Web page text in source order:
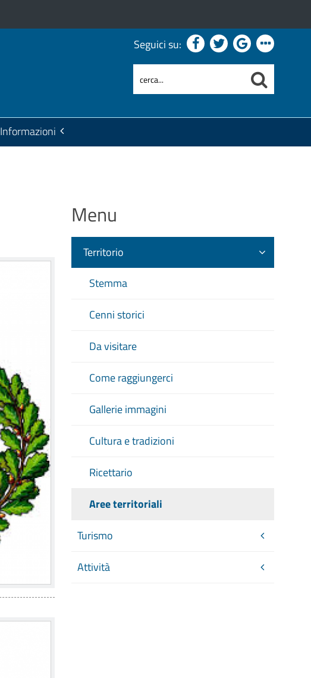
Seguici su:
Informazioni
Menu
Territorio
Stemma
Cenni storici
Da visitare
Come raggiungerci
Gallerie immagini
Cultura e tradizioni
Ricettario
Aree territoriali
Turismo
Attività